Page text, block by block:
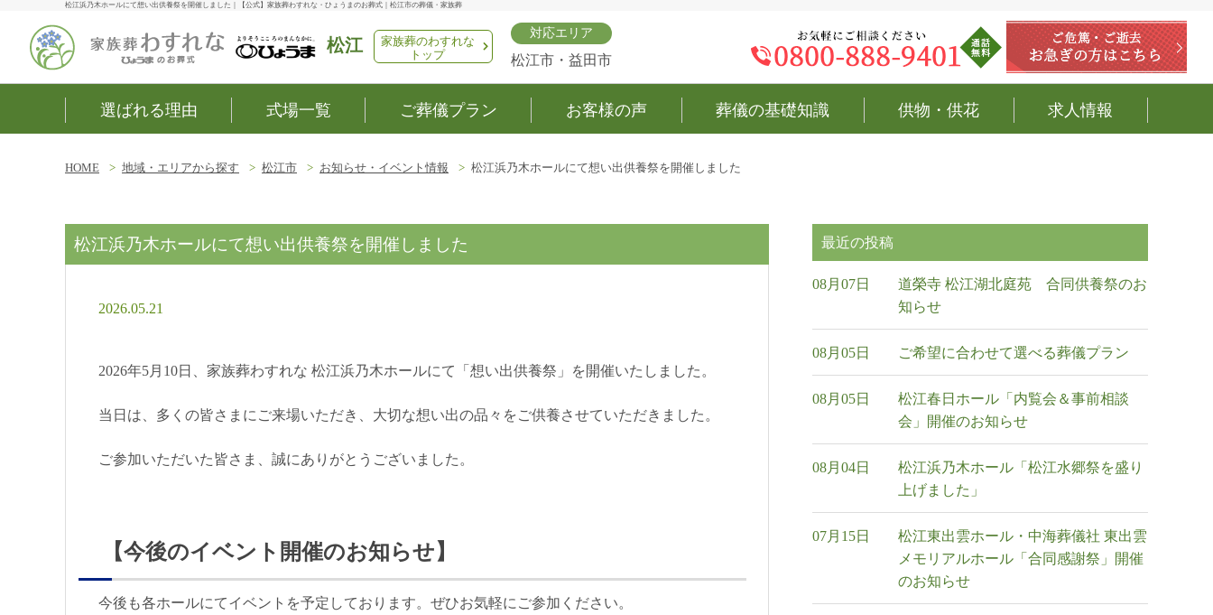
松江浜乃木ホールにて想い出供養祭を開催しました｜【公式】家族葬わすれな・ひょうまのお葬式｜松江市の葬儀・家族葬
松江
家族葬のわすれな
トップ
対応エリア
松江市・益田市
選ばれる理由 式場一覧 ご葬儀プラン お客様の声 葬儀の基礎知識 供物・供花 求人情報
HOME 地域・エリアから探す 松江市 お知らせ・イベント情報 松江浜乃木ホールにて想い出供養祭を開催しました
松江浜乃木ホールにて想い出供養祭を開催しました
2026.05.21
2026年5月10日、家族葬わすれな 松江浜乃木ホールにて「想い出供養祭」を開催いたしました。
当日は、多くの皆さまにご来場いただき、大切な想い出の品々をご供養させていただきました。
ご参加いただいた皆さま、誠にありがとうございました。
【今後のイベント開催のお知らせ】
今後も各ホールにてイベントを予定しております。ぜひお気軽にご参加ください。
最近の投稿
08月07日
道榮寺 松江湖北庭苑 合同供養祭のお
知らせ
08月05日 ご希望に合わせて選べる葬儀プラン
08月05日
松江春日ホール「内覧会＆事前相談
会」開催のお知らせ
08月04日
松江浜乃木ホール「松江水郷祭を盛り
上げました」
07月15日
松江東出雲ホール・中海葬儀社 東出雲
メモリアルホール「合同感謝祭」開催
のお知らせ